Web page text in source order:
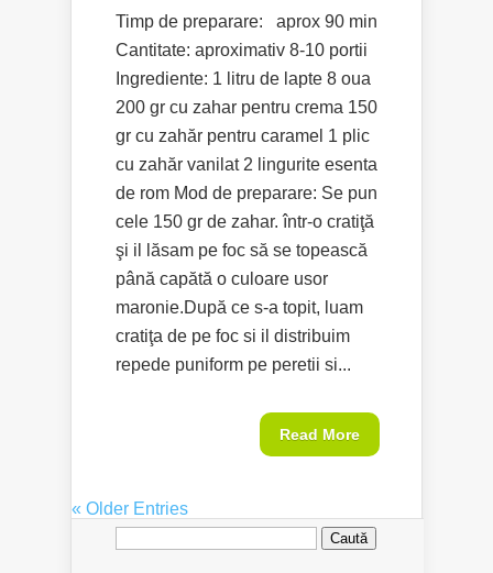
Timp de preparare: aprox 90 min
Cantitate: aproximativ 8-10 portii
Ingrediente: 1 litru de lapte 8 oua
200 gr cu zahar pentru crema 150
gr cu zahăr pentru caramel 1 plic
cu zahăr vanilat 2 lingurite esenta
de rom Mod de preparare: Se pun
cele 150 gr de zahar. într-o cratiţă
şi il lăsam pe foc să se topească
până capătă o culoare usor
maronie.După ce s-a topit, luam
cratiţa de pe foc si il distribuim
repede puniform pe peretii si...
Read More
« Older Entries
Caută